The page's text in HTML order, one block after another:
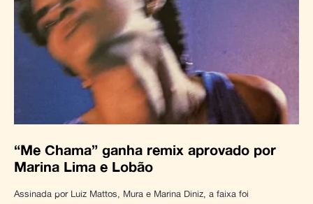
“Me Chama” ganha remix aprovado por
Marina Lima e Lobão
Assinada por Luiz Mattos, Mura e Marina Diniz, a faixa foi